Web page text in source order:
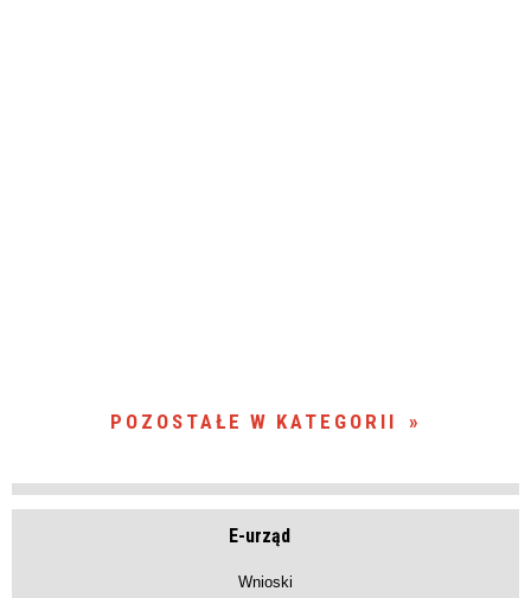
POZOSTAŁE W KATEGORII
E-urząd
Wnioski